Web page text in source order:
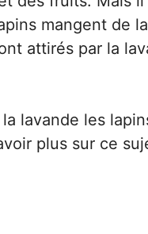
mangent de
attirés par la
lavande les
plus sur ce